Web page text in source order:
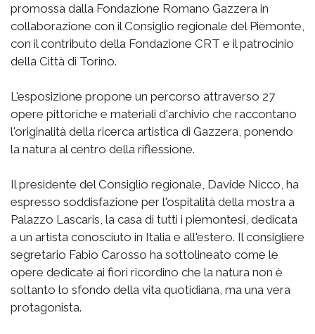
promossa dalla Fondazione Romano Gazzera in
collaborazione con il Consiglio regionale del Piemonte,
con il contributo della Fondazione CRT e il patrocinio
della Città di Torino.
L'esposizione propone un percorso attraverso 27
opere pittoriche e materiali d'archivio che raccontano
l'originalità della ricerca artistica di Gazzera, ponendo
la natura al centro della riflessione.
Il presidente del Consiglio regionale, Davide Nicco, ha
espresso soddisfazione per l'ospitalità della mostra a
Palazzo Lascaris, la casa di tutti i piemontesi, dedicata
a un artista conosciuto in Italia e all'estero. Il consigliere
segretario Fabio Carosso ha sottolineato come le
opere dedicate ai fiori ricordino che la natura non è
soltanto lo sfondo della vita quotidiana, ma una vera
protagonista.